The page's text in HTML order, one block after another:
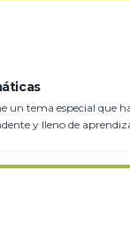
un tema especial que
y lleno de